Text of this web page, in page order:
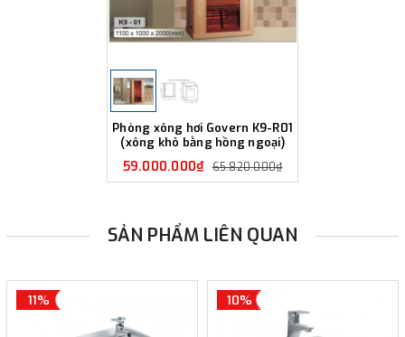
Phòng xông hơi Govern K9-R01
(xông khô bằng hồng ngoại)
59.000.000₫ 65.820.000₫
SẢN PHẨM LIÊN QUAN
11% 10%